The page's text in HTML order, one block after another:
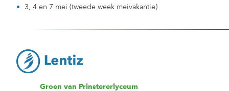
3, 4 en 7 mei (tweede week meivakantie)
Groen van Prinstererlyceum